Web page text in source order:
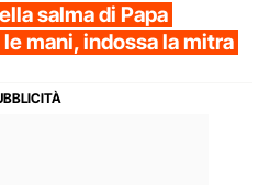
salma di Papa
mani, indossa la mitra